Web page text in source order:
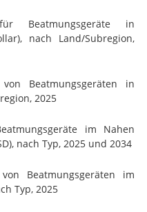
Beatmungsgeräte in
nach Land/Subregion,
Beatmungsgeräten in
2025
im Nahen
nach Typ, 2025 und 2034
Beatmungsgeräten im
Typ, 2025